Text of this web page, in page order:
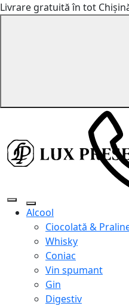
Livrare gratuită în tot
Alcool
Ciocolată &
Whisky
Coniac
Vin spumant
Gin
Digestiv